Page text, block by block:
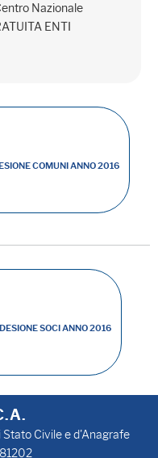
Nazionale
ENTI
COMUNI ANNO 2016
SOCI ANNO 2016
Civile e d'Anagrafe